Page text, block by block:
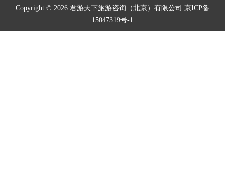
Copyright © 2026 君游天下旅游咨询（北京）有限公司 京ICP备
15047319号-1